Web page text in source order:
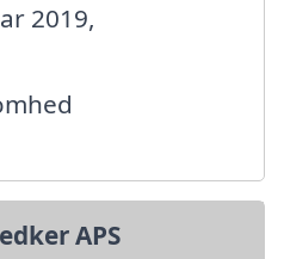
2019,
APS